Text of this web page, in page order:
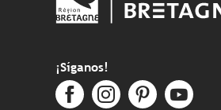
¡Síganos!